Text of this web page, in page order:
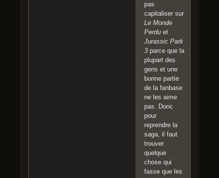
pas
capitaliser sur
Le Monde
Perdu et
Jurassic Park
3 parce que la
plupart des
gens et une
bonne partie
de la fanbase
ne les aime
pas. Donc
pour
reprendre la
saga, il faut
trouver
quelque
chose qui
fasse que les